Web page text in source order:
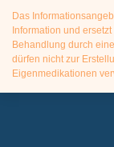
Das
Information und
Behandlung durch
dürfen nicht zur
Eigenmedikationen